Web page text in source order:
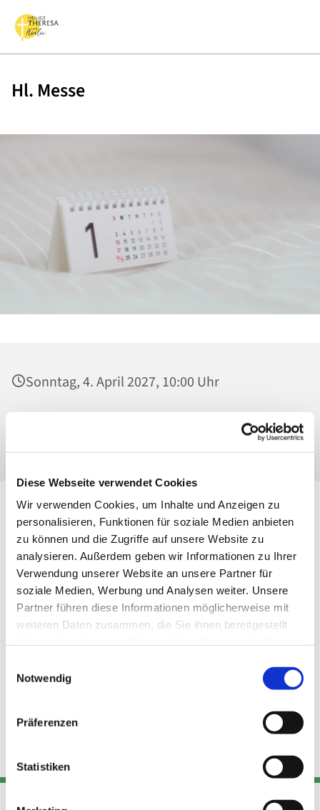
Diese Webseite verwendet Cookies
Wir verwenden Cookies, um Inhalte und Anzeigen zu
personalisieren, Funktionen für soziale Medien anbieten
zu können und die Zugriffe auf unsere Website zu
analysieren. Außerdem geben wir Informationen zu Ihrer
Verwendung unserer Website an unsere Partner für
soziale Medien, Werbung und Analysen weiter. Unsere
Partner führen diese Informationen möglicherweise mit
weiteren Daten zusammen, die Sie ihnen bereitgestellt
Notwendig
Präferenzen
Statistiken
Hl. Messe
Sonntag, 4. April 2027, 10:00 Uhr
St. Josef - Berlin-Weißensee, Pfarrkirche,